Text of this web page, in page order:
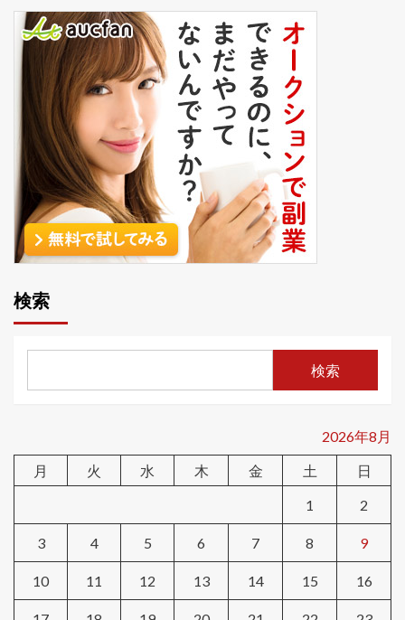
検索
検索
2026年8月
月
火 水 木 金 土
日
1
2
3 4 5 6 7 8 9
10 11 12 13 14 15 16